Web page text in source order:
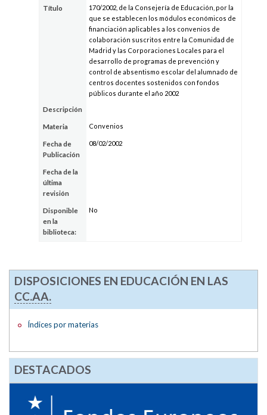
Título
170/2002, de la Consejería de Educación, por la
que se establecen los módulos económicos de
financiación aplicables a los convenios de
colaboración suscritos entre la Comunidad de
Madrid y las Corporaciones Locales para el
desarrollo de programas de prevención y
control de absentismo escolar del alumnado de
centros docentes sostenidos con fondos
públicos durante el año 2002
Descripción
Materia Convenios
Fecha de
Publicación
08/02/2002
Fecha de la
última
revisión
Disponible
en la
biblioteca:
No
DISPOSICIONES EN EDUCACIÓN EN LAS
CC.AA.
Índices por materias
DESTACADOS